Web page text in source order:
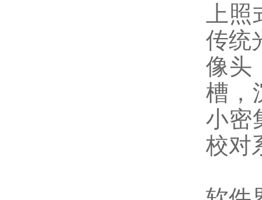
上
传统
像头
槽，
小密
校对